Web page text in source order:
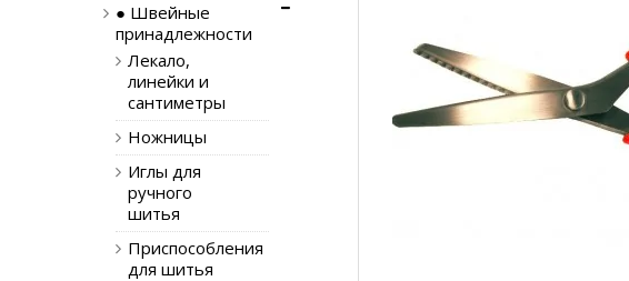
● Швейные
принадлежности
Лекало,
линейки и
сантиметры
Ножницы
Иглы для
ручного
шитья
Приспособления
для шитья